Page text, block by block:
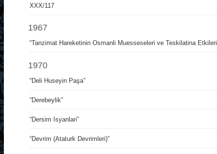
XXX/117
1967
“Tanzimat Hareketinin Osmanli Muesseseleri ve Teskilatina
1970
“Deli Huseyin Paşa”
“Derebeylik”
“Dersim Isyanlari”
“Devrim (Ataturk Devrimleri)”